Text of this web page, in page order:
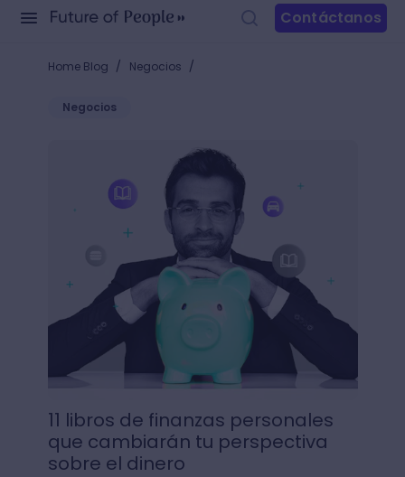
Contáctanos
Home Blog / Negocios /
Negocios
11 libros de finanzas personales que cambiarán tu
11 libros de finanzas personales
que cambiarán tu perspectiva
sobre el dinero